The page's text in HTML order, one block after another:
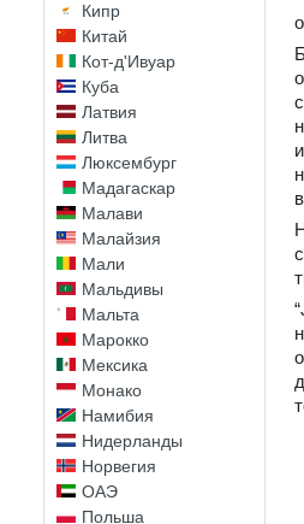
Кипр
Китай
Кот-д'Ивуар
Куба
Латвия
Литва
Люксембург
Мадагаскар
Малави
Малайзия
Мали
Мальдивы
Мальта
Марокко
Мексика
Монако
Намибия
Нидерланды
Норвегия
ОАЭ
Польша